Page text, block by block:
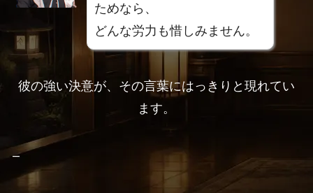
ためなら、
どんな労力も惜しみません。
彼の強い決意が、その言葉にはっきりと現れてい
ます。
–